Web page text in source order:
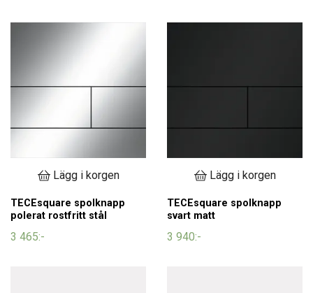
Lägg i korgen
TECEsquare spolknapp
polerat rostfritt stål
3 465:-
Lägg i korgen
TECEsquare spolknapp
svart matt
3 940:-